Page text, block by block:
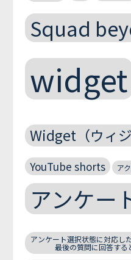
Squad
widget
Widget（ウィジ
YouTube shorts
ア
アンケー
アンケート選択状態に対応し
最後の質問に回答す